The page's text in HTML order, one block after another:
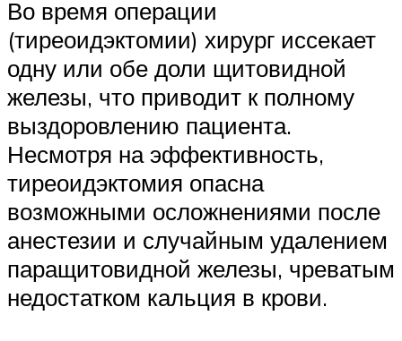
Во время операции
(тиреоидэктомии) хирург иссекает
одну или обе доли щитовидной
железы, что приводит к полному
выздоровлению пациента.
Несмотря на эффективность,
тиреоидэктомия опасна
возможными осложнениями после
анестезии и случайным удалением
паращитовидной железы, чреватым
недостатком кальция в крови.